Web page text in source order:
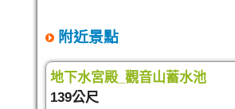
附近景點
地下水宮殿_觀音山蓄水池
139公尺